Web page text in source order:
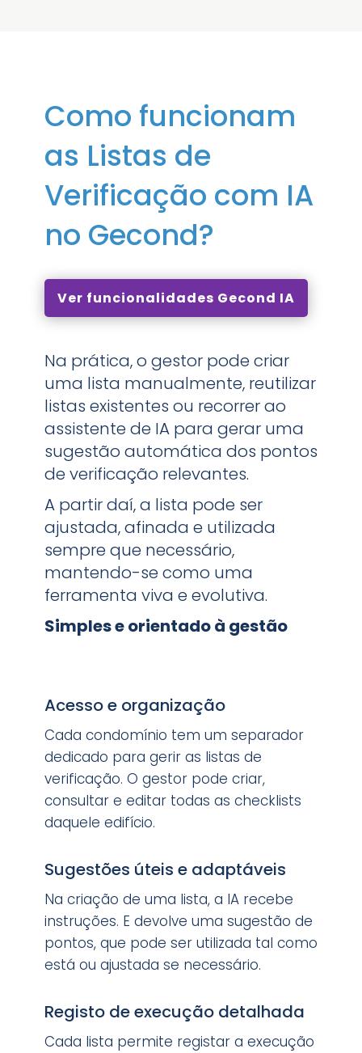
Como funcionam
as Listas de
Verificação com IA
no Gecond?
Ver funcionalidades Gecond IA
Na prática, o gestor pode criar
uma lista manualmente, reutilizar
listas existentes ou recorrer ao
assistente de IA para gerar uma
sugestão automática dos pontos
de verificação relevantes.
A partir daí, a lista pode ser
ajustada, afinada e utilizada
sempre que necessário,
mantendo-se como uma
ferramenta viva e evolutiva.
Simples e orientado à gestão
Acesso e organização
Cada condomínio tem um separador
dedicado para gerir as listas de
verificação. O gestor pode criar,
consultar e editar todas as checklists
daquele edifício.
Sugestões úteis e adaptáveis
Na criação de uma lista, a IA recebe
instruções. E devolve uma sugestão de
pontos, que pode ser utilizada tal como
está ou ajustada se necessário.
Registo de execução detalhada
Cada lista permite registar a execução